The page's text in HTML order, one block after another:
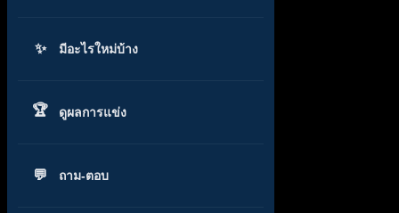
มีอะไรใหม่บ้าง
ดูผลการแข่ง
ถาม-ตอบ